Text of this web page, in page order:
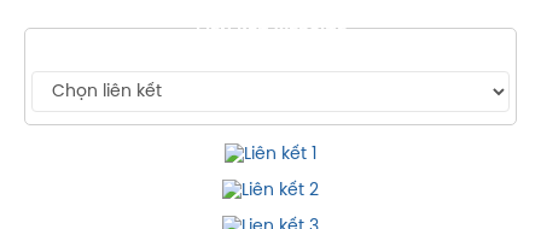
LIÊN KẾT WEBSITE